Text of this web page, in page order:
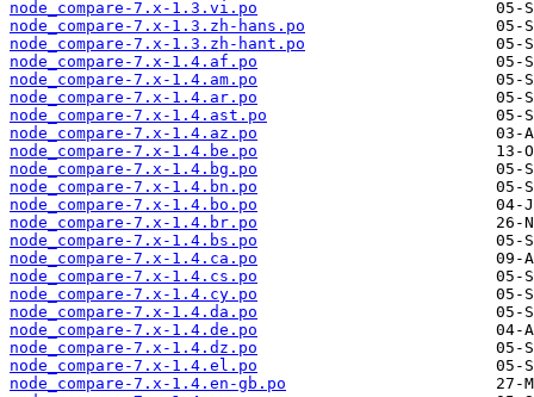
node_compare-7.x-1.3.vi.po
node_compare-7.x-1.3.zh-hans.po
node_compare-7.x-1.3.zh-hant.po
node_compare-7.x-1.4.af.po
node_compare-7.x-1.4.am.po
node_compare-7.x-1.4.ar.po
node_compare-7.x-1.4.ast.po
node_compare-7.x-1.4.az.po
node_compare-7.x-1.4.be.po
node_compare-7.x-1.4.bg.po
node_compare-7.x-1.4.bn.po
node_compare-7.x-1.4.bo.po
node_compare-7.x-1.4.br.po
node_compare-7.x-1.4.bs.po
node_compare-7.x-1.4.ca.po
node_compare-7.x-1.4.cs.po
node_compare-7.x-1.4.cy.po
node_compare-7.x-1.4.da.po
node_compare-7.x-1.4.de.po
node_compare-7.x-1.4.dz.po
node_compare-7.x-1.4.el.po
node_compare-7.x-1.4.en-gb.po